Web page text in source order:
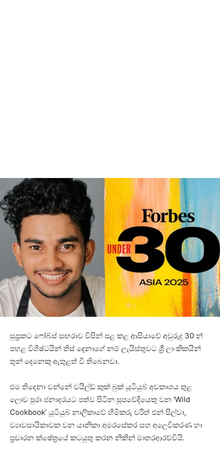
සුප්‍රකට ෆෝබ්ස් සඟරාව විසින් පළ කළ ආසියාවේ අවුරුදු 30 න්
පහළ විශිෂ්ටයින් තිස් දෙනාගේ නම් ලැයිස්තුවට ශ්‍රී ලාංකිකයින්
තුන් දෙනෙකු ඇතුළත් වී තිබෙනවා.
එම තිදෙනා වන්නේ වයිල්ඩ් කුක් බුක් යූටියුබ් අවකාශය තුළ
ලොව පුරා ජනාදරයට පත්ව සිටින සූපවේදියෙකු වන ‘Wild
Cookbook’ යූටියුබ් නාලිකාවේ හිමිකරු චරිත් එන් සිල්වා,
ව්‍යාවසායිකාවක වන යානිකා අමරසේකර සහ අලෙවිකරණ හා
ප්‍රචාරන ක්ෂේත්‍රයේ කටයුතු කරන නිකින් මාතරආරච්චියි.